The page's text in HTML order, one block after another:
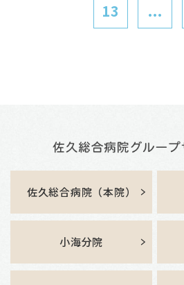
13 ...
佐久総合病院（本院）
小海分院